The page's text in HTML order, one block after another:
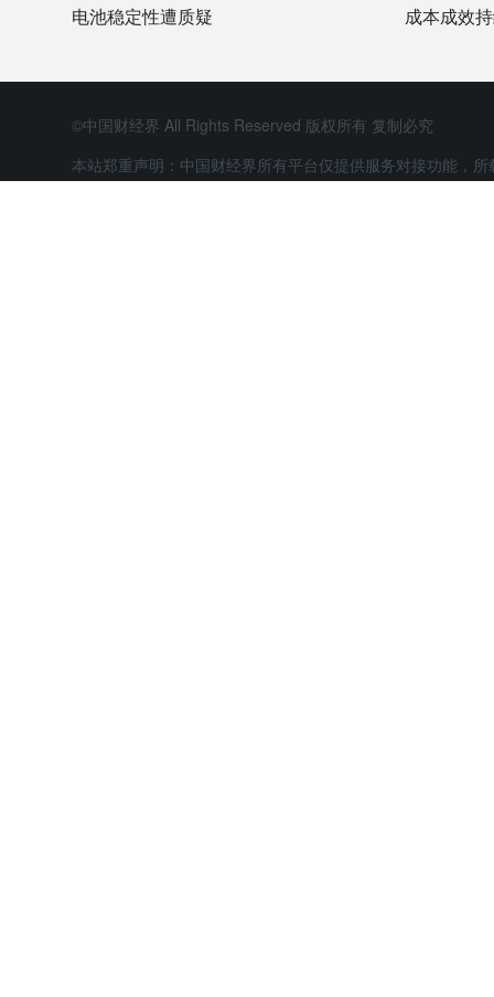
电池稳定性遭质疑 成本成效
©中国财经界 All Rights Reserved 版权所有 复制必究
本站郑重声明：中国财经界所有平台仅提供服务对接功能，